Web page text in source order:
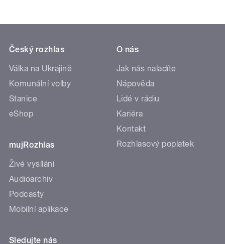
Český rozhlas
Válka na Ukrajině
Komunální volby
Stanice
eShop
mujRozhlas
Živé vysílání
Audioarchiv
Podcasty
Mobilní aplikace
O nás
Jak nás naladíte
Nápověda
Lidé v rádiu
Kariéra
Kontakt
Rozhlasový poplatek
Sledujte nás